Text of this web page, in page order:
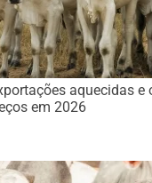
aquecidas e
em 2026